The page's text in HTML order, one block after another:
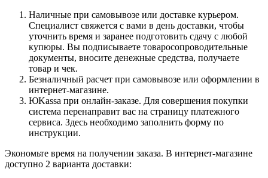
Наличные при самовывозе или доставке курьером.
Специалист свяжется с вами в день доставки, чтобы
уточнить время и заранее подготовить сдачу с любой
купюры. Вы подписываете товаросопроводительные
документы, вносите денежные средства, получаете
товар и чек.
Безналичный расчет при самовывозе или оформлении в
интернет-магазине.
ЮKassa при онлайн-заказе. Для совершения покупки
система перенаправит вас на страницу платежного
сервиса. Здесь необходимо заполнить форму по
инструкции.
Экономьте время на получении заказа. В интернет-магазине
доступно 2 варианта доставки: